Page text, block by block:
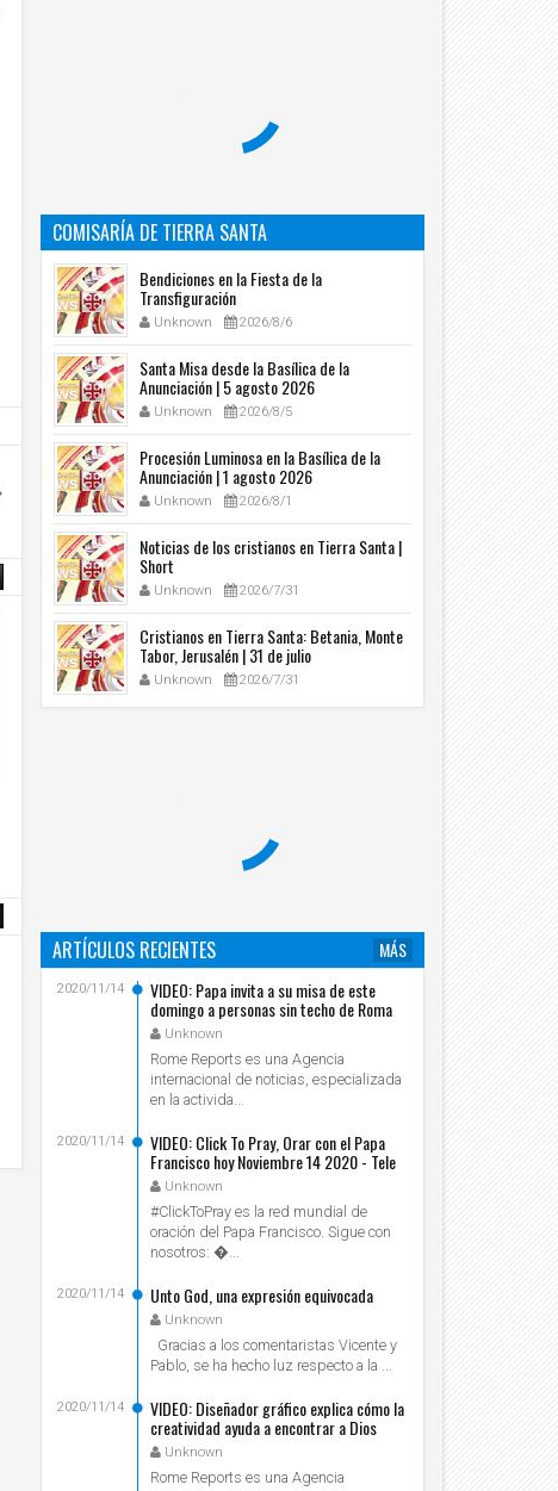
COMISARÍA DE TIERRA SANTA
Bendiciones en la Fiesta de la
Transfiguración
Unknown 2026/8/6
Santa Misa desde la Basílica de la
Anunciación | 5 agosto 2026
Unknown 2026/8/5
Procesión Luminosa en la Basílica de la
Anunciación | 1 agosto 2026
Unknown 2026/8/1
Noticias de los cristianos en Tierra Santa |
Short
Unknown 2026/7/31
Cristianos en Tierra Santa: Betania, Monte
Tabor, Jerusalén | 31 de julio
Unknown 2026/7/31
ARTÍCULOS RECIENTES
MÁS
VIDEO: Papa invita a su misa de este
domingo a personas sin techo de Roma
Unknown
2020/11/14
Rome Reports es una Agencia
internacional de noticias, especializada
en la activida...
VIDEO: Click To Pray, Orar con el Papa
Francisco hoy Noviembre 14 2020 - Tele
VIDUnknown
2020/11/14
#ClickToPray es la red mundial de
oración del Papa Francisco. Sigue con
nosotros: ...
Unto God, una expresión equivocada
Unknown
2020/11/14
Gracias a los comentaristas Vicente y
Pablo, se ha hecho luz respecto a la ...
VIDEO: Diseñador gráfico explica cómo la
creatividad ayuda a encontrar a Dios
Unknown
2020/11/14
Rome Reports es una Agencia